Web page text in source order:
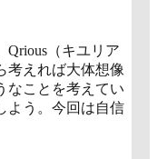
Qrious（キユリア
考えれば大体想像
なことを考えてい
よう。今回は自信